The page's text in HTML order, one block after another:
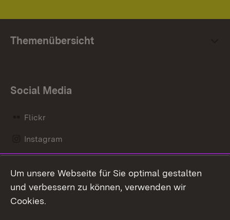
Themenübersicht
Social Media
Flickr
Instagram
Mastodon
Messenger
Um unsere Webseite für Sie optimal gestalten
und verbessern zu können, verwenden wir
Cookies.